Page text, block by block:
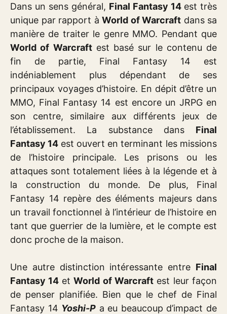
Dans un sens général, Final Fantasy 14 est très
unique par rapport à World of Warcraft dans sa
manière de traiter le genre MMO. Pendant que
World of Warcraftest basé sur le contenu de
fin de partie, Final Fantasy 14 est
indéniablement plus dépendant de ses
principaux voyages d’histoire. En dépit d’être un
MMO, Final Fantasy 14 est encore un JRPG en
son centre, similaire aux différents jeux de
l’établissement. La substance dans Final
Fantasy 14 est ouvert en terminant les missions
de l’histoire principale. Les prisons ou les
attaques sont totalement liées à la légende et à
la construction du monde. De plus, Final
Fantasy 14 repère des éléments majeurs dans
un travail fonctionnel à l’intérieur de l’histoire en
tant que guerrier de la lumière, et le compte est
donc proche de la maison.
Une autre distinction intéressante entre Final
Fantasy 14 etWorld of Warcraftest leur façon
de penser planifiée. Bien que le chef de Final
Fantasy 14 Yoshi-P a eu beaucoup d’impact de